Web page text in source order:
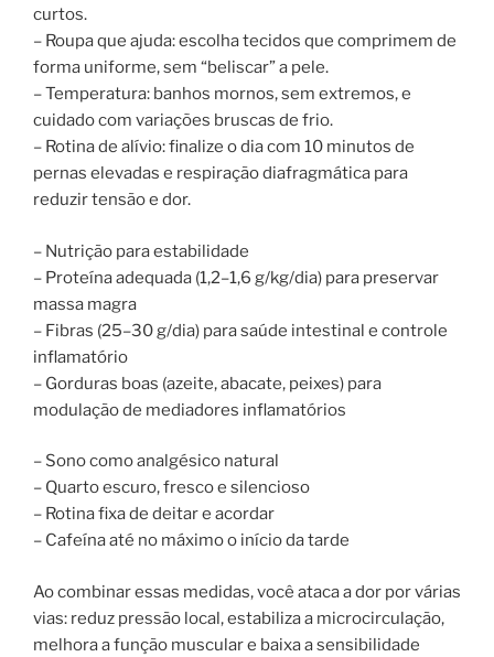
curtos.
– Roupa que ajuda: escolha tecidos que comprimem de
forma uniforme, sem “beliscar” a pele.
– Temperatura: banhos mornos, sem extremos, e
cuidado com variações bruscas de frio.
– Rotina de alívio: finalize o dia com 10 minutos de
pernas elevadas e respiração diafragmática para
reduzir tensão e dor.
– Nutrição para estabilidade
– Proteína adequada (1,2–1,6 g/kg/dia) para preservar
massa magra
– Fibras (25–30 g/dia) para saúde intestinal e controle
inflamatório
– Gorduras boas (azeite, abacate, peixes) para
modulação de mediadores inflamatórios
– Sono como analgésico natural
– Quarto escuro, fresco e silencioso
– Rotina fixa de deitar e acordar
– Cafeína até no máximo o início da tarde
Ao combinar essas medidas, você ataca a dor por várias
vias: reduz pressão local, estabiliza a microcirculação,
melhora a função muscular e baixa a sensibilidade